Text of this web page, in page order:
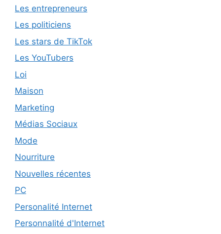
Les entrepreneurs
Les politiciens
Les stars de TikTok
Les YouTubers
Loi
Maison
Marketing
Médias Sociaux
Mode
Nourriture
Nouvelles récentes
PC
Personalité Internet
Personnalité d'Internet